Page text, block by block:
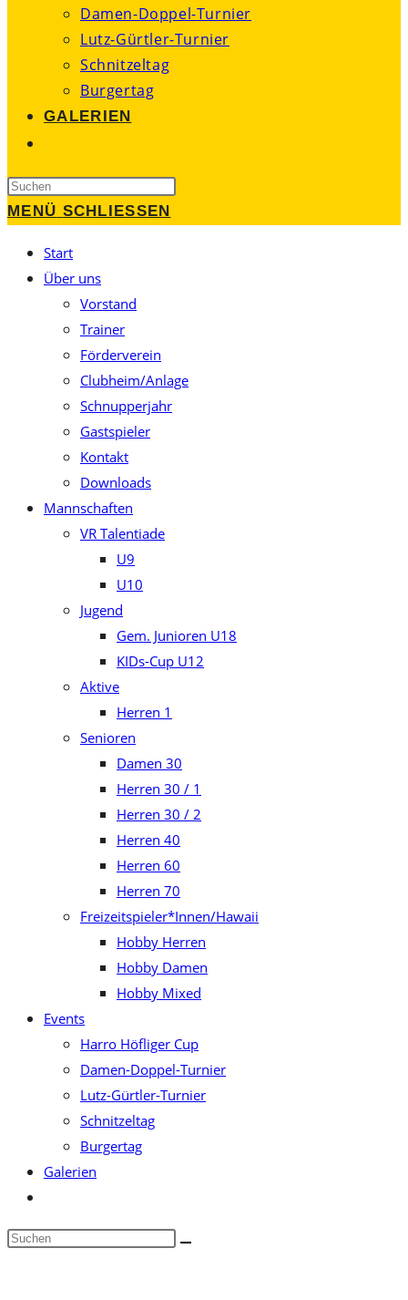
Damen-Doppel-Turnier
Lutz-Gürtler-Turnier
Schnitzeltag
Burgertag
GALERIEN
UMSCHALTEN
Press
MENÜ SCHLIESSEN
Start
Über uns
Vorstand
Trainer
Förderverein
Clubheim/Anlage
Schnupperjahr
Gastspieler
Kontakt
Downloads
Mannschaften
VR Talentiade
U9
U10
Jugend
Gem. Junioren U18
KIDs-Cup U12
Aktive
Herren 1
Senioren
Damen 30
Herren 30 / 1
Herren 30 / 2
Herren 40
Herren 60
Herren 70
Freizeitspieler*Innen/Hawaii
Hobby Herren
Hobby Damen
Hobby Mixed
Events
Harro Höfliger Cup
Damen-Doppel-Turnier
Lutz-Gürtler-Turnier
Schnitzeltag
Burgertag
Galerien
umschalten
Diese